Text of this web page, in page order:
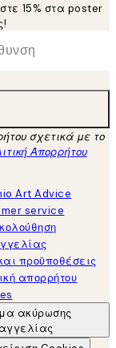
15% στα poster
σχετικά με το
Απορρήτου
Art Advice
service
προϋποθέσεις
απορρήτου
ακύρωσης